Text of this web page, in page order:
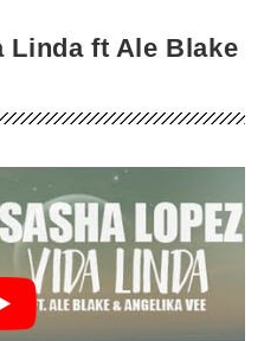
Linda ft Ale Blake